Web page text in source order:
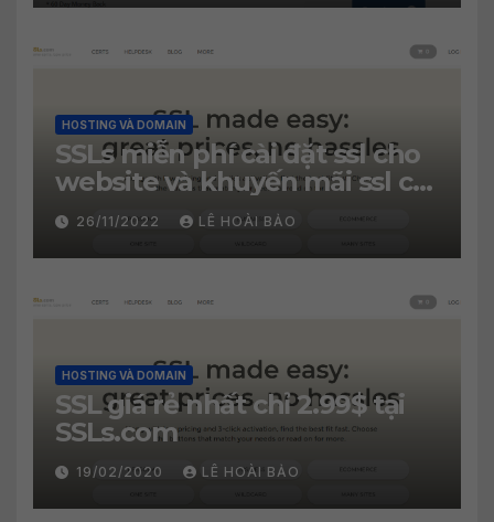
HOSTING VÀ DOMAIN
SSLs miễn phí cài đặt ssl cho
website và khuyến mãi ssl chỉ
2.99$
26/11/2022 LÊ HOÀI BẢO
HOSTING VÀ DOMAIN
SSL giá rẻ nhất chỉ 2.99$ tại
SSLs.com
19/02/2020 LÊ HOÀI BẢO